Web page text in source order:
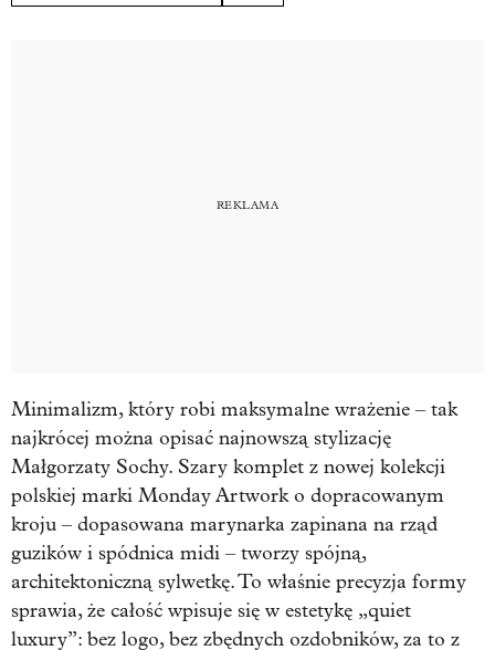
Minimalizm, który robi maksymalne wrażenie – tak
najkrócej można opisać najnowszą stylizację
Małgorzaty Sochy. Szary komplet z nowej kolekcji
polskiej marki Monday Artwork o dopracowanym
kroju – dopasowana marynarka zapinana na rząd
guzików i spódnica midi – tworzy spójną,
architektoniczną sylwetkę. To właśnie precyzja formy
sprawia, że całość wpisuje się w estetykę „quiet
luxury”: bez logo, bez zbędnych ozdobników, za to z